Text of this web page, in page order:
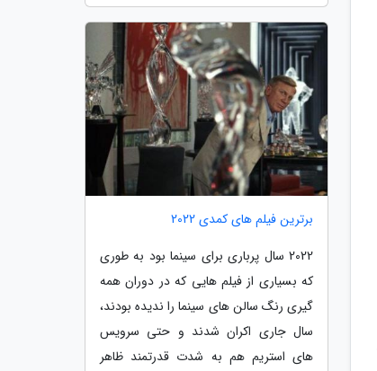
برترین فیلم های کمدی 2022
2022 سال پرباری برای سینما بود به طوری
که بسیاری از فیلم هایی که در دوران همه
گیری رنگ سالن های سینما را ندیده بودند،
سال جاری اکران شدند و حتی سرویس
های استریم هم به شدت قدرتمند ظاهر